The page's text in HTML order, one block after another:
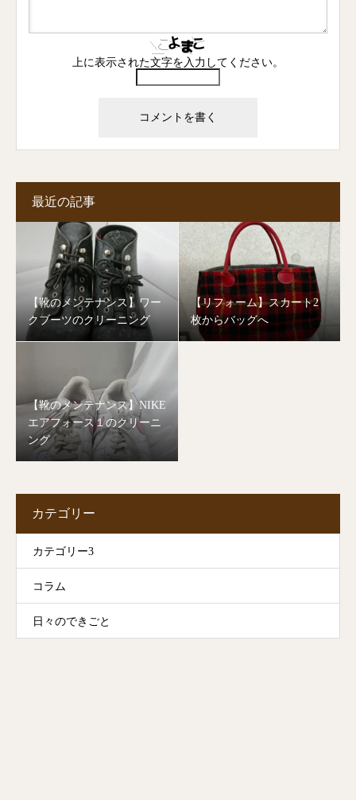
上に表示された文字を入力してください。
最近の記事
【靴のメンテナンス】ワー
クブーツのクリーニング
【リフォーム】スカート2
枚からバッグへ
【靴のメンテナンス】NIKE
エアフォース１のクリーニ
ング
カテゴリー
カテゴリー3
コラム
日々のできごと